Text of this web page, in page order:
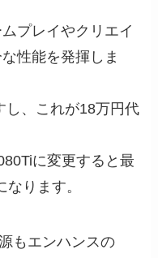
プレイやクリエイ
性能を発揮しま
し、これが18万円代
に変更すると最
ります。
もエンハンスの